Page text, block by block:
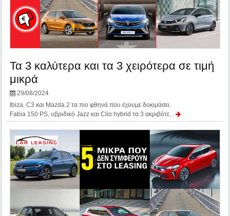
Τα 3 καλύτερα και τα 3 χειρότερα σε τιμή
μικρά
29/08/2024
Ibiza, C3 και Mazda 2 τα πιο φθηνά που έχουμε δοκιμάσει.
Fabia 150 PS, υβριδικό Jazz και Clio hybrid τα 3 ακριβότε...